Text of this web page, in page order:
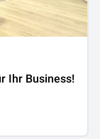
Ihr Business!